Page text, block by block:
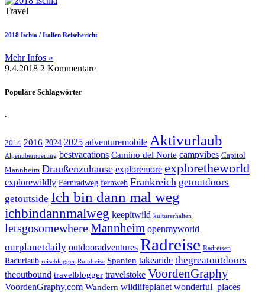
Travel
2018 Ischia / Italien Reisebericht
Mehr Infos »
9.4.2018 2 Kommentare
Populäre Schlagwörter
.
2014 2016 2024 2025 adventuremobile Aktivurlaub
Alpenüberquerung bestvacations Camino del Norte campvibes Capitol
Mannheim Draußenzuhause exploremore exploretheworld
explorewildly Fernradweg fernweh Frankreich getoutdoors
getoutside Ich bin dann mal weg
ichbindannmalweg keepitwild kulturerhalten
letsgosomewhereMannheim openmyworld
ourplanetdaily outdooradventures Radreise Radreisen
Radurlaub reiseblogger Rundreise Spanien takearide thegreatoutdoors
theoutbound travelblogger travelstoke VoordenGraphy
VoordenGraphy.com Wandern wildlifeplanet wonderful_places